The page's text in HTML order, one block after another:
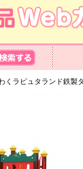
わくラピュタラ